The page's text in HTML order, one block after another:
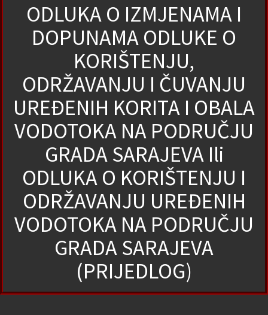
ODLUKA O IZMJENAMA I
DOPUNAMA ODLUKE O
KORIŠTENJU,
ODRŽAVANJU I ČUVANJU
UREĐENIH KORITA I OBALA
VODOTOKA NA PODRUČJU
GRADA SARAJEVA Ili
ODLUKA O KORIŠTENJU I
ODRŽAVANJU UREĐENIH
VODOTOKA NA PODRUČJU
GRADA SARAJEVA
(PRIJEDLOG)